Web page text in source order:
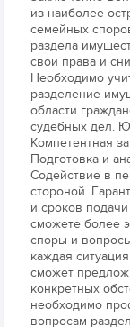
из наиболее
семейных
раздела
свои права и
Необходимо
разделение
области
судебных дел.
Компетентная
Подготовка и
Содействие в
стороной.
и сроков
сможете более
споры и
каждая
сможет
конкретных
необходимо
вопросам